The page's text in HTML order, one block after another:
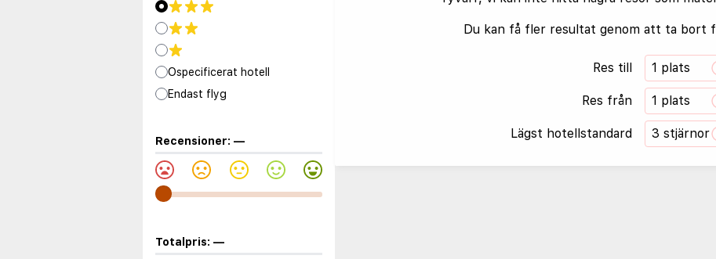
Ospecificerat hotell
Endast flyg
Recensioner: —
Totalpris: —
Du kan få fler resultat genom att ta bort
Res till 1 plats
Res från 1 plats
Lägst hotellstandard 3 stjärnor